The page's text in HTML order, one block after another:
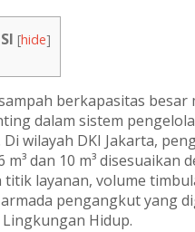
[hide]
berkapasitas besar
dalam sistem
wilayah DKI Jakarta,
dan 10 m³ disesuaikan
layanan, volume
pengangkut yang
Hidup.